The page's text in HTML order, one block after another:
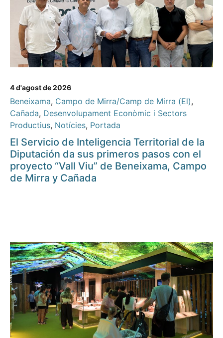
4 d'agost de 2026
Beneixama, Campo de Mirra/Camp de Mirra (El),
Cañada, Desenvolupament Econòmic i Sectors
Productius, Notícies, Portada
El Servicio de Inteligencia Territorial de la
Diputación da sus primeros pasos con el
proyecto “Vall Viu” de Beneixama, Campo
de Mirra y Cañada